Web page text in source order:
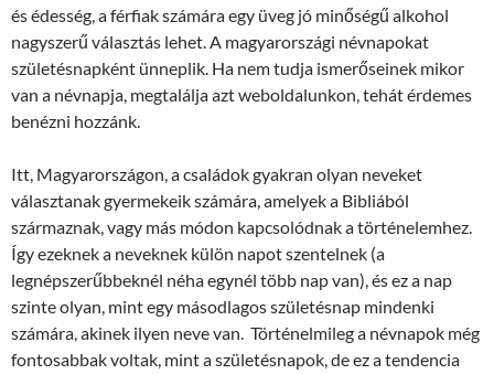
és édesség, a férfiak számára egy üveg jó minőségű alkohol
nagyszerű választás lehet. A magyarországi névnapokat
születésnapként ünneplik. Ha nem tudja ismerőseinek mikor
van a névnapja, megtalálja azt weboldalunkon, tehát érdemes
benézni hozzánk.
Itt, Magyarországon, a családok gyakran olyan neveket
választanak gyermekeik számára, amelyek a Bibliából
származnak, vagy más módon kapcsolódnak a történelemhez.
Így ezeknek a neveknek külön napot szentelnek (a
legnépszerűbbeknél néha egynél több nap van), és ez a nap
szinte olyan, mint egy másodlagos születésnap mindenki
számára, akinek ilyen neve van. Történelmileg a névnapok még
fontosabbak voltak, mint a születésnapok, de ez a tendencia